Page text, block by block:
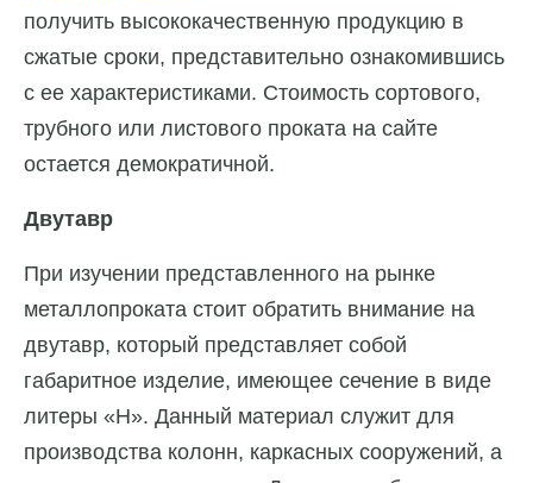
получить высококачественную продукцию в
сжатые сроки, представительно ознакомившись
с ее характеристиками. Стоимость сортового,
трубного или листового проката на сайте
остается демократичной.
Двутавр
При изучении представленного на рынке
металлопроката стоит обратить внимание на
двутавр, который представляет собой
габаритное изделие, имеющее сечение в виде
литеры «Н». Данный материал служит для
производства колонн, каркасных сооружений, а